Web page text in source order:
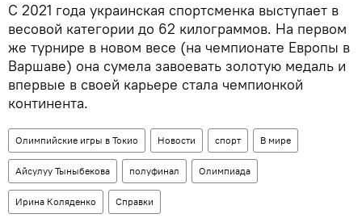
С 2021 года украинская спортсменка выступает в
весовой категории до 62 килограммов. На первом
же турнире в новом весе (на чемпионате Европы в
Варшаве) она сумела завоевать золотую медаль и
впервые в своей карьере стала чемпионкой
континента.
Олимпийские игры в Токио Новости спорт В мире
Айсулуу Тыныбекова полуфинал Олимпиада
Ирина Коляденко Справки